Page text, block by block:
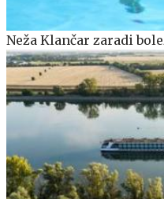
Neža Klančar zaradi